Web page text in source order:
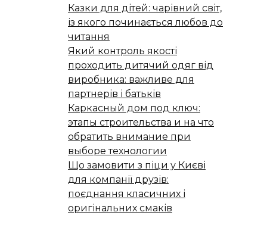
Казки для дітей: чарівний світ,
із якого починається любов до
читання
Який контроль якості
проходить дитячий одяг від
виробника: важливе для
партнерів і батьків
Каркасный дом под ключ:
этапы строительства и на что
обратить внимание при
выборе технологии
Що замовити з піци у Києві
для компанії друзів:
поєднання класичних і
оригінальних смаків